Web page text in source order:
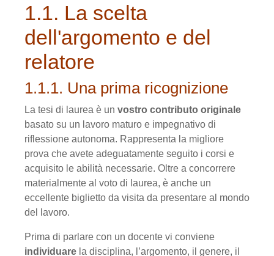
1.1. La scelta
dell'argomento e del
relatore
1.1.1. Una prima ricognizione
La tesi di laurea è un vostro contributo originale
basato su un lavoro maturo e impegnativo di
riflessione autonoma. Rappresenta la migliore
prova che avete adeguata­mente seguito i corsi e
acquisito le abilità necessarie. Oltre a concorrere
materialmente al voto di laurea, è anche un
eccellente biglietto da visita da presentare al mondo
del lavoro.
Prima di parlare con un docente vi conviene
individuare la disciplina, l’argomento, il genere, il